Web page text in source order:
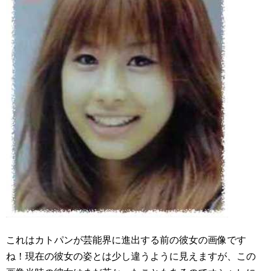
これはカトパンが芸能界に進出する前の彼女の画像です
ね！現在の彼女の姿とは少し違うように見えますが、この